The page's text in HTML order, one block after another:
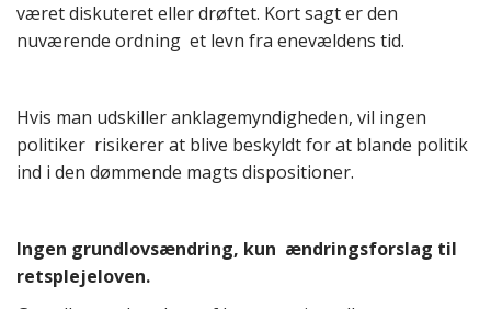
været diskuteret eller drøftet. Kort sagt er den
nuværende ordning et levn fra enevældens tid.
Hvis man udskiller anklagemyndigheden, vil ingen
politiker risikerer at blive beskyldt for at blande politik
ind i den dømmende magts dispositioner.
Ingen grundlovsændring, kun ændringsforslag til
retsplejeloven.